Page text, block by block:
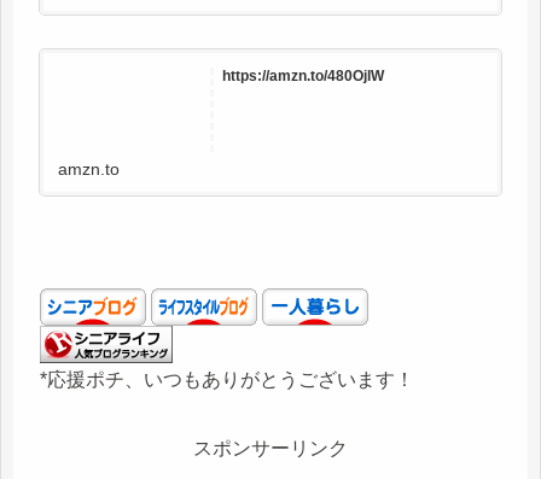
https://amzn.to/480OjlW
amzn.to
*応援ポチ、いつもありがとうございます！
スポンサーリンク